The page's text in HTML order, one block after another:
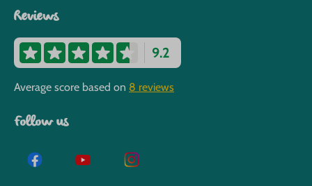
Reviews
9.2
Average score based on 8 reviews
Follow us